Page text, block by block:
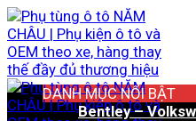
Bỏ
qua
nội
dung
DANH MỤC NỔI BẬT
Bentley –